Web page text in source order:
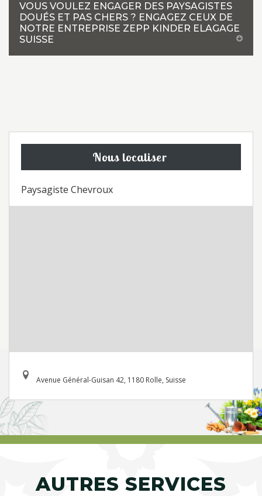
VOUS VOULEZ ENGAGER DES PAYSAGISTES
DOUÉS ET PAS CHERS ? ENGAGEZ CEUX DE
NOTRE ENTREPRISE ZEPP KINDER ELAGAGE
SUISSE
Nous localiser
Paysagiste Chevroux
Avenue Général-Guisan 42, 1180 Rolle, Suisse
AUTRES SERVICES